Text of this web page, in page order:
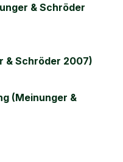
& Schröder
& Schröder 2007)
(Meinunger &